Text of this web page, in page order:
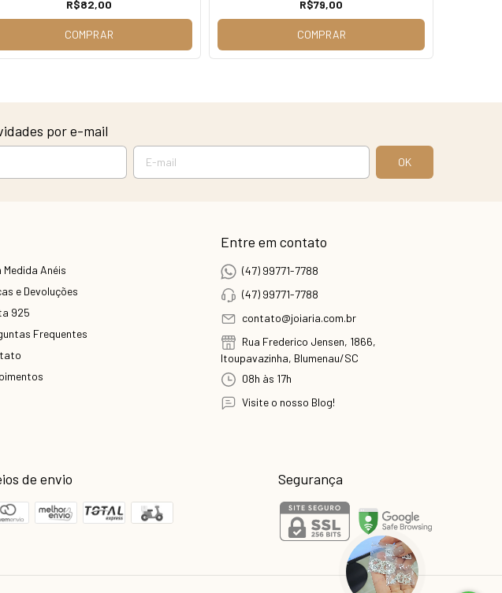
R$82,00
COMPRAR
R$79,00
COMPRAR
por e-mail
Medida Anéis
e Devoluções
925
Frequentes
Entre em contato
(47) 99771-7788
(47) 99771-7788
contato@joiaria.com.br
Rua Frederico Jensen, 1866,
Itoupavazinha, Blumenau/SC
08h às 17h
Visite o nosso Blog!
de envio Segurança